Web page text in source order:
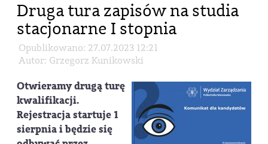
Druga tura zapisów na studia
stacjonarne I stopnia
Opublikowano: 27.07.2023 12:21
Autor: Grzegorz Kunikowski
Otwieramy drugą turę
kwalifikacji.
Rejestracja startuje 1
sierpnia i będzie się